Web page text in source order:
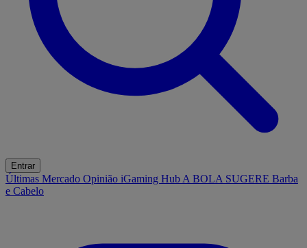
Entrar
Últimas Mercado Opinião iGaming Hub A BOLA SUGERE Barba
e Cabelo